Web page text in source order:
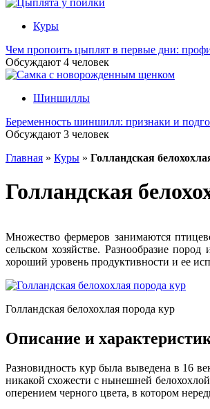
Куры
Чем пропоить цыплят в первые дни:
Обсуждают 4 человек
Шиншиллы
Беременность шиншилл: признаки и
Обсуждают 3 человек
Главная » Куры » Голландская
Голландская
Множество фермеров занимаются
сельском хозяйстве. Разнообразие
хороший уровень продуктивности и ее
Голландская белохохлая порода кур
Описание и
Разновидность кур была выведена в 16
никакой схожести с нынешней
оперением черного цвета, в котором